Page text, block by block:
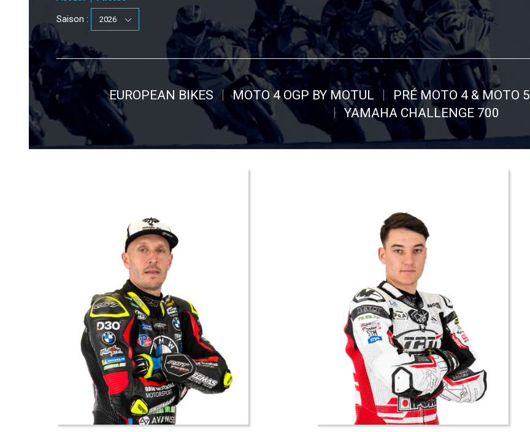
Saison :
EUROPEAN BIKES MOTO 4 OGP BY MOTUL PRÉ MOTO 4 & MOTO 5
YAMAHA CHALLENGE 700
1 //
Kenny
FORAY
2 //
Florent
DA
CUNHA